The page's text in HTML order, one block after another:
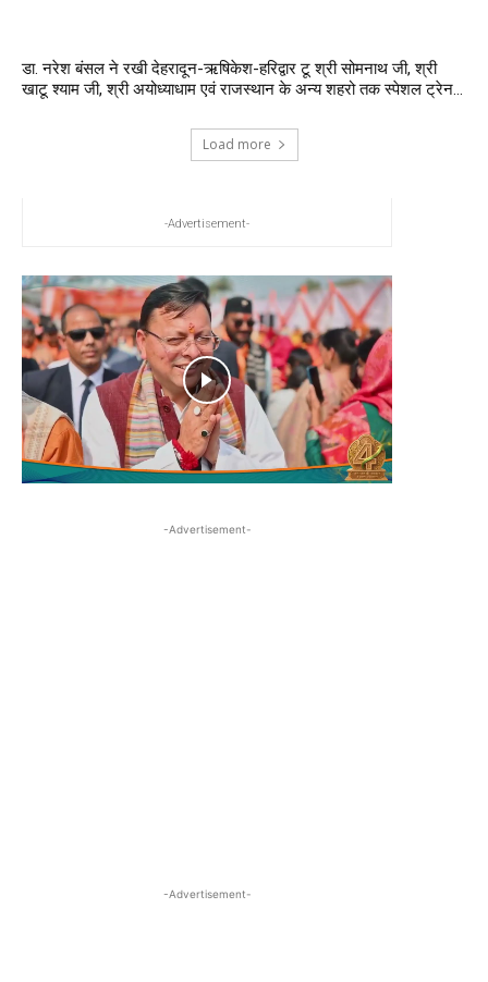
डा. नरेश बंसल ने रखी देहरादून-ऋषिकेश-हरिद्वार टू श्री सोमनाथ जी, श्री
खाटू श्याम जी, श्री अयोध्याधाम एवं राजस्थान के अन्य शहरो तक स्पेशल ट्रेन...
Load more
-Advertisement-
-Advertisement-
-Advertisement-